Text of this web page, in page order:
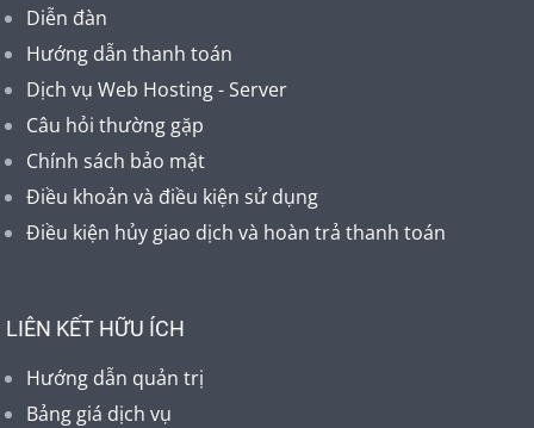
Diễn đàn
Hướng dẫn thanh toán
Dịch vụ Web Hosting - Server
Câu hỏi thường gặp
Chính sách bảo mật
Điều khoản và điều kiện sử dụng
Điều kiện hủy giao dịch và hoàn trả thanh toán
LIÊN KẾT HỮU ÍCH
Hướng dẫn quản trị
Bảng giá dịch vụ